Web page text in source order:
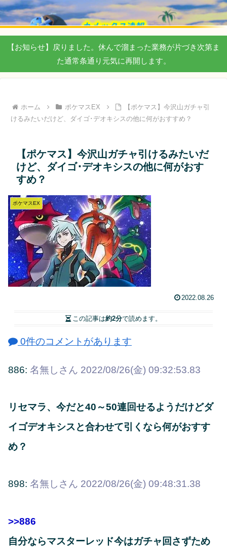
【お知らせ】戻りました。休んで溜まった業務が片づき次第ま
た通常条通り元気に再開します。
ホーム ポケマスEX
【ポケマス】今沢山ガチャ引
けるみたいだけど、ダイゴ･デオキシスの他に何がおすすめ？
【ポケマス】今沢山ガチャ引けるみたいだ
けど、ダイゴ･デオキシスの他に何がおす
すめ？
ポケマスEX
2022.08.26
この記事は約2分で読めます。
0件のコメントがあります
886: 名無しさん 2022/08/26(金) 09:32:53.83
リセマラ、今だと40～50連回せるようだけどダ
イゴデオキシスと合わせて引くなら何がおすす
め？
898: 名無しさん 2022/08/26(金) 09:48:31.38
>>886
自分ならマスターレッド今はガチャ回さずため